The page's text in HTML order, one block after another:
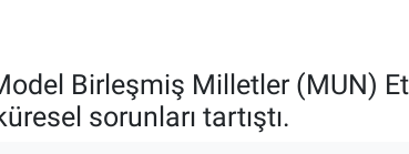
Birleşmiş Milletler (MUN)
sorunları tartıştı.